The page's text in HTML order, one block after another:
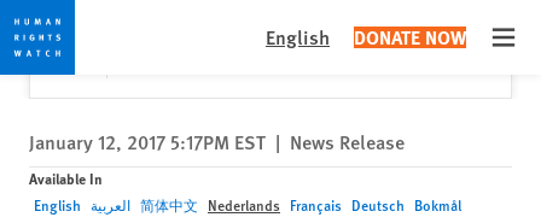
Skip
to
cookie
privacy
notice
Skip
to
main
content
English DONATE NOW
Would you like to read this page in English?
Yes
✕
January 12, 2017 5:17PM EST | News Release
Available In
English العربية 简体中文 Nederlands Français Deutsch Bokmål